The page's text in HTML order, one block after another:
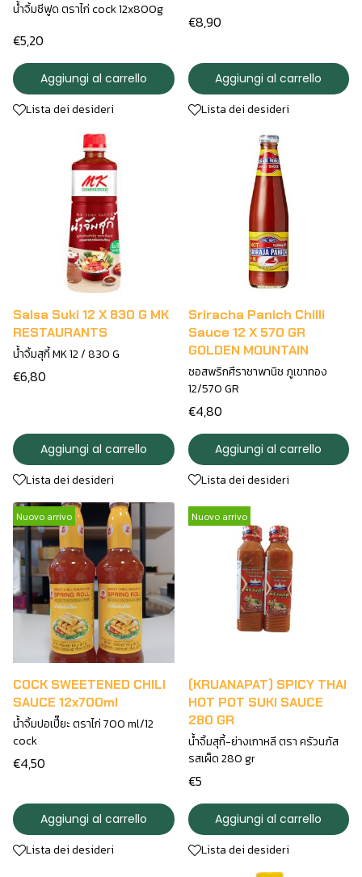
น้ำจิ้มซีฟูด ตราไก่ cock 12x800g
€5,20
Aggiungi al carrello
Lista dei desideri
€8,90
Aggiungi al carrello
Lista dei desideri
Salsa Suki 12 X 830 G MK
RESTAURANTS
น้ำจิ้มสุกี้ MK 12 / 830 G
€6,80
Aggiungi al carrello
Lista dei desideri
Sriracha Panich Chilli
Sauce 12 X 570 GR
GOLDEN MOUNTAIN
ซอสพริกศีราชาพานิช ภูเขาทอง
12/570 GR
€4,80
Aggiungi al carrello
Lista dei desideri
Nuovo arrivo
COCK SWEETENED CHILI
SAUCE 12x700ml
น้ำจิ้มปอเปี๊ยะ ตราไก่ 700 ml/12
cock
€4,50
Aggiungi al carrello
Lista dei desideri
Nuovo arrivo
(KRUANAPAT) SPICY THAI
HOT POT SUKI SAUCE
280 GR
น้ำจิ้มสุกี้-ย่างเกาหลี ตรา ครัวนภัส
รสเผ็ด 280 gr
€5
Aggiungi al carrello
Lista dei desideri